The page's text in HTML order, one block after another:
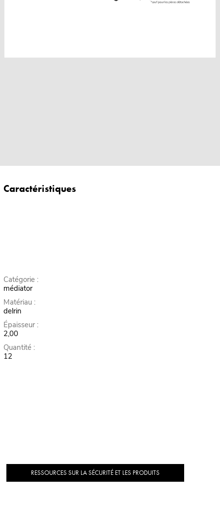
Caractéristiques
Catégorie :
médiator
Matériau :
delrin
Épaisseur :
2,00
Quantité :
12
RESSOURCES SUR LA SÉCURITÉ ET LES PRODUITS